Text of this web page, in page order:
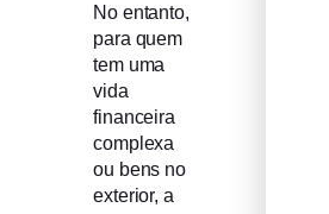
No entanto,
para quem
tem uma
vida
financeira
complexa
ou bens no
exterior, a